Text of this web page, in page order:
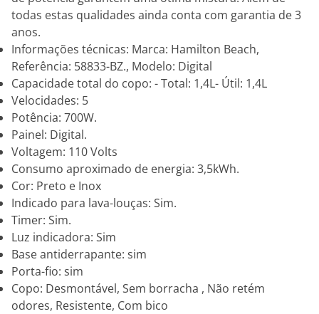
todas estas qualidades ainda conta com garantia de 3
anos.
Informações técnicas: Marca: Hamilton Beach,
Referência: 58833-BZ., Modelo: Digital
Capacidade total do copo: - Total: 1,4L- Útil: 1,4L
Velocidades: 5
Potência: 700W.
Painel: Digital.
Voltagem: 110 Volts
Consumo aproximado de energia: 3,5kWh.
Cor: Preto e Inox
Indicado para lava-louças: Sim.
Timer: Sim.
Luz indicadora: Sim
Base antiderrapante: sim
Porta-fio: sim
Copo: Desmontável, Sem borracha , Não retém
odores, Resistente, Com bico